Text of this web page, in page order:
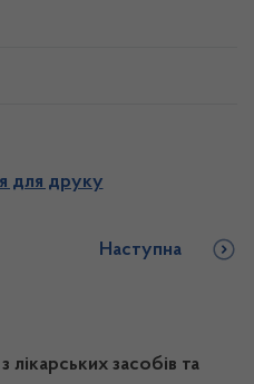
для друку
Наступна
засобів та